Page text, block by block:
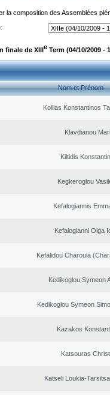
la composition des Assemblées
finale de XIIIe Term (04/10/2009 -
Nom et Prénom
Kollias Konstantinos
Klavdianou
Kiltidis
Kegkeroglou
Kefalogiannis
Kefalogianni Olga
Kefalidou Charoula
Kedikoglou Symeon
Kedikoglou Symeon
Kazakos
Katsouras
Katseli Loukia-